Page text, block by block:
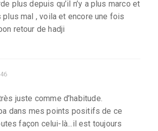
plus depuis qu’il n’y a plus marco et
plus mal , voila et encore une fois
retour de hadji
juste comme d’habitude.
dans mes points positifs de ce
façon celui-là...il est toujours